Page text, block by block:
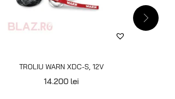
TROLIU WARN XDC-S, 12V
14.200 lei